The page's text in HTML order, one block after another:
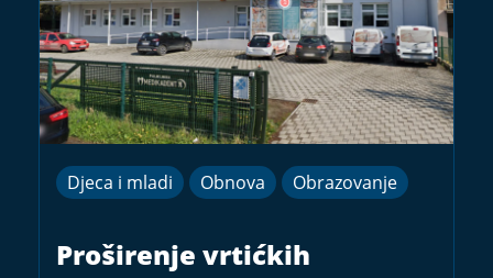
Djeca i mladi Obnova Obrazovanje
Proširenje vrtićkih